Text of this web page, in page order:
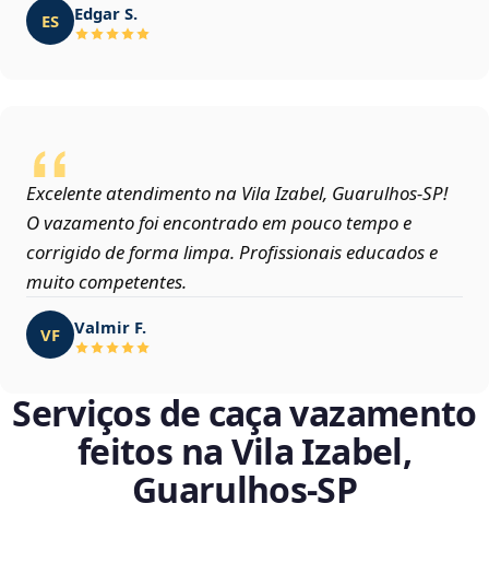
ES Edgar S.
Excelente atendimento na Vila Izabel, Guarulhos‑SP!
O vazamento foi encontrado em pouco tempo e
corrigido de forma limpa. Profissionais educados e
muito competentes.
VF Valmir F.
Serviços de caça vazamento
feitos na Vila Izabel,
Guarulhos‑SP